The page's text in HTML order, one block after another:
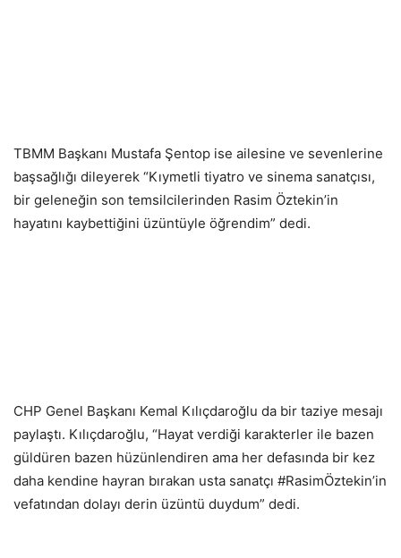
TBMM Başkanı Mustafa Şentop ise ailesine ve sevenlerine
başsağlığı dileyerek “Kıymetli tiyatro ve sinema sanatçısı,
bir geleneğin son temsilcilerinden Rasim Öztekin’in
hayatını kaybettiğini üzüntüyle öğrendim” dedi.
CHP Genel Başkanı Kemal Kılıçdaroğlu da bir taziye mesajı
paylaştı. Kılıçdaroğlu, “Hayat verdiği karakterler ile bazen
güldüren bazen hüzünlendiren ama her defasında bir kez
daha kendine hayran bırakan usta sanatçı #RasimÖztekin’in
vefatından dolayı derin üzüntü duydum” dedi.